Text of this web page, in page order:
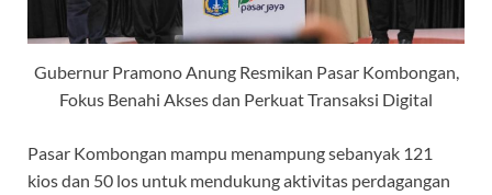
Gubernur Pramono Anung Resmikan Pasar Kombongan,
Fokus Benahi Akses dan Perkuat Transaksi Digital
Pasar Kombongan mampu menampung sebanyak 121
kios dan 50 los untuk mendukung aktivitas perdagangan